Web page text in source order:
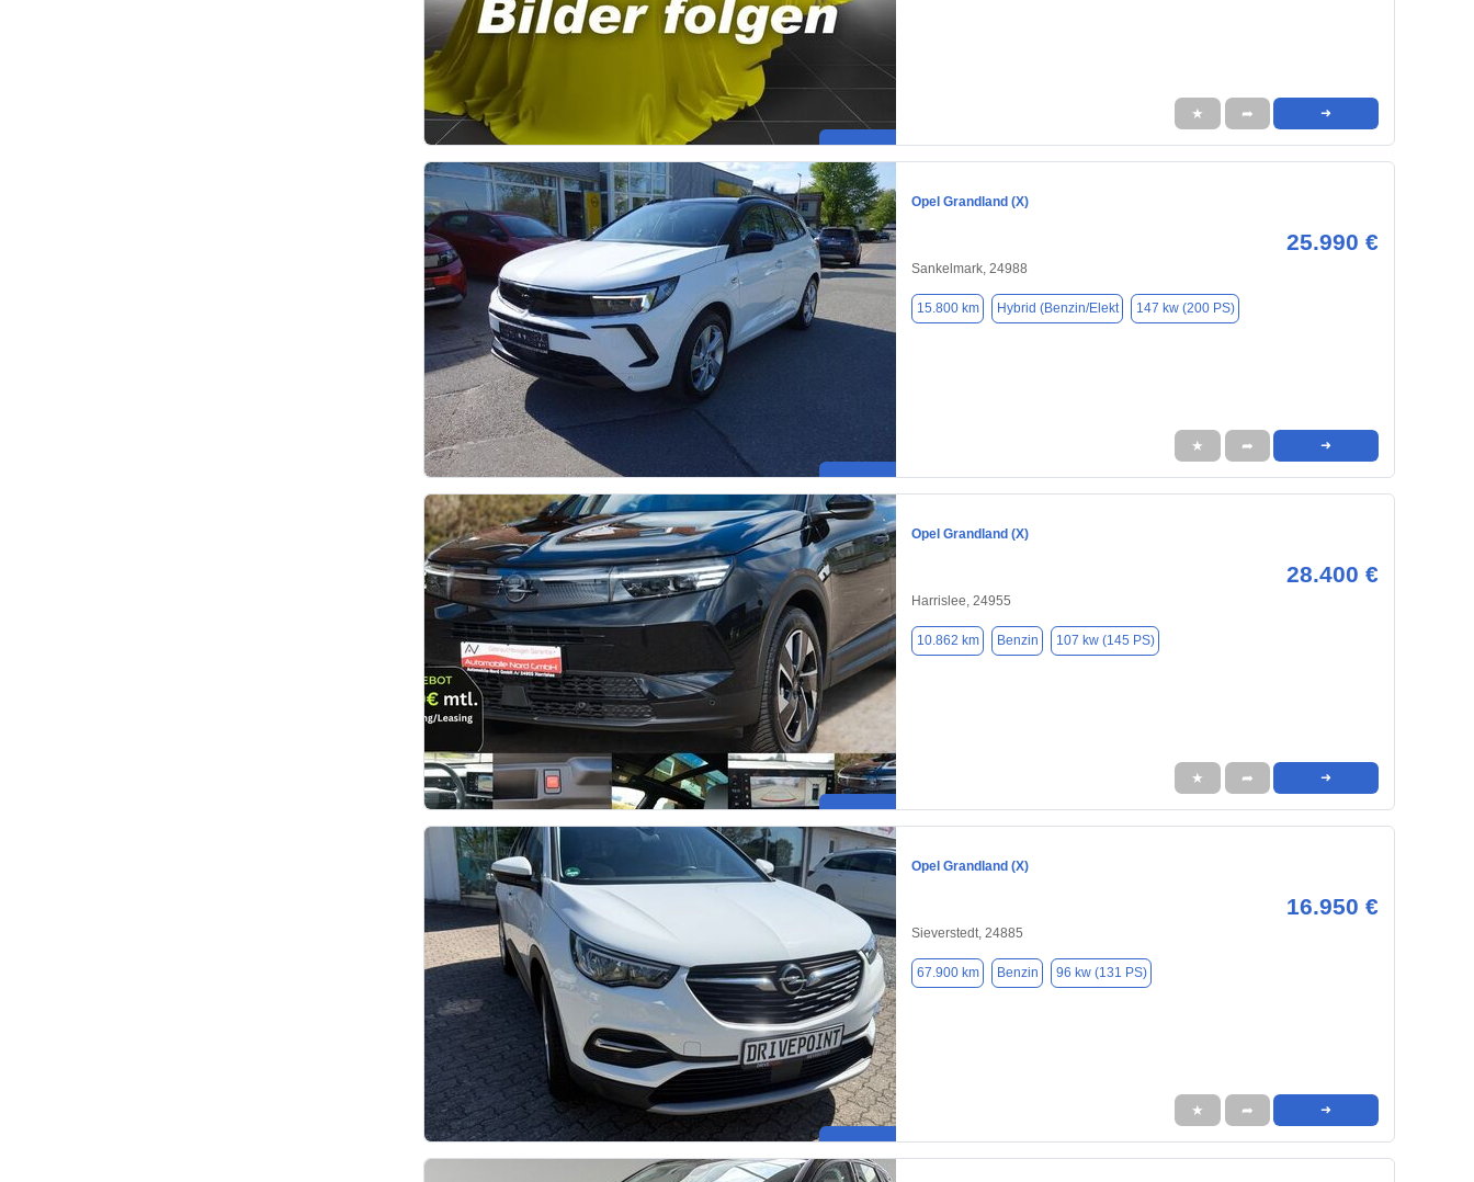
★ ➦ ➜
Opel Grandland (X)
25.990 €
Sankelmark, 24988
15.800 km Hybrid (Benzin/Elekt 147 kw (200 PS)
★ ➦ ➜
Opel Grandland (X)
28.400 €
Harrislee, 24955
10.862 km Benzin 107 kw (145 PS)
★ ➦ ➜
Opel Grandland (X)
16.950 €
Sieverstedt, 24885
67.900 km Benzin 96 kw (131 PS)
★ ➦ ➜